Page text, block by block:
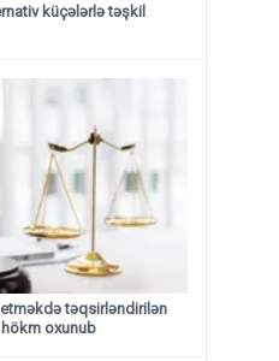
küçələrlə təşkil
təqsirləndirilən
oxunub